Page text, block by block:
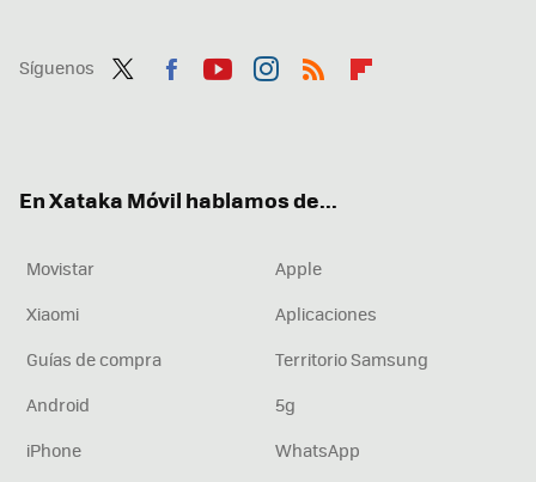
Síguenos
En Xataka Móvil hablamos de...
Movistar
Apple
Xiaomi
Aplicaciones
Guías de compra
Territorio Samsung
Android
5g
iPhone
WhatsApp